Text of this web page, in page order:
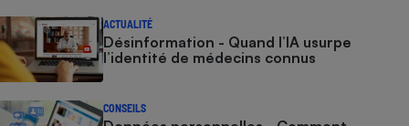
ACTUALITÉ
Désinformation - Quand l’IA usurpe
l’identité de médecins connus
CONSEILS